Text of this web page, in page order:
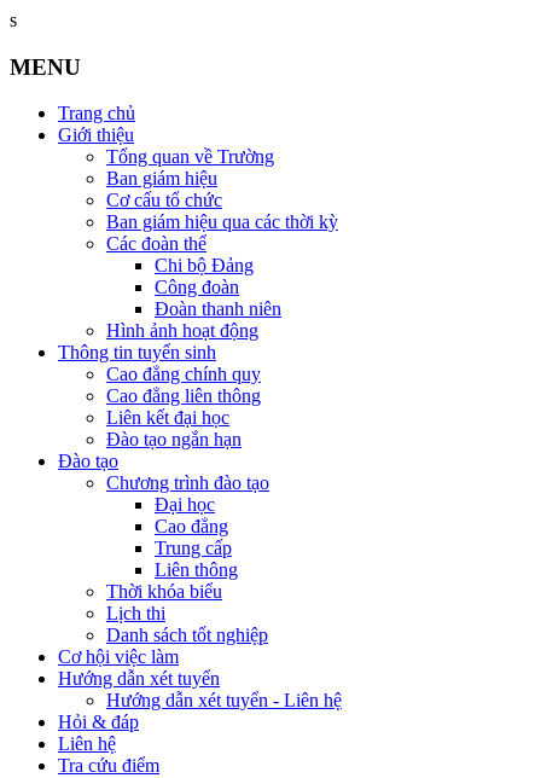
s
MENU
Trang chủ
Giới thiệu
Tổng quan về Trường
Ban giám hiệu
Cơ cấu tổ chức
Ban giám hiệu qua các thời kỳ
Các đoàn thể
Chi bộ Đảng
Công đoàn
Đoàn thanh niên
Hình ảnh hoạt động
Thông tin tuyển sinh
Cao đẳng chính quy
Cao đẳng liên thông
Liên kết đại học
Đào tạo ngắn hạn
Đào tạo
Chương trình đào tạo
Đại học
Cao đẳng
Trung cấp
Liên thông
Thời khóa biểu
Lịch thi
Danh sách tốt nghiệp
Cơ hội việc làm
Hướng dẫn xét tuyển
Hướng dẫn xét tuyển - Liên hệ
Hỏi & đáp
Liên hệ
Tra cứu điểm